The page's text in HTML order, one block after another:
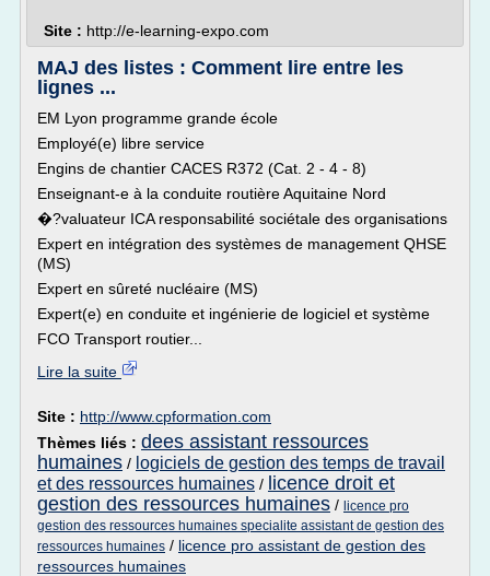
Site : http://e-learning-expo.com
MAJ des listes : Comment lire entre les
lignes ...
EM Lyon programme grande école
Employé(e) libre service
Engins de chantier CACES R372 (Cat. 2 - 4 - 8)
Enseignant-e à la conduite routière Aquitaine Nord
�?valuateur ICA responsabilité sociétale des organisations
Expert en intégration des systèmes de management QHSE
(MS)
Expert en sûreté nucléaire (MS)
Expert(e) en conduite et ingénierie de logiciel et système
FCO Transport routier...
Lire la suite
Site : http://www.cpformation.com
Thèmes liés : dees assistant ressources
humaines / logiciels de gestion des temps de travail
et des ressources humaines / licence droit et
gestion des ressources humaines / licence pro
gestion des ressources humaines specialite assistant de gestion des
ressources humaines / licence pro assistant de gestion des
ressources humaines